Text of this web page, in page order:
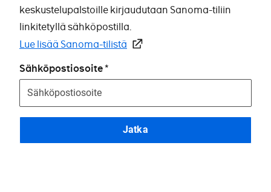
keskustelupalstoille kirjaudutaan Sanoma-tiliin
linkitetyllä sähköpostilla.
Lue lisää Sanoma-tilistä
Sähköpostiosoite
Jatka